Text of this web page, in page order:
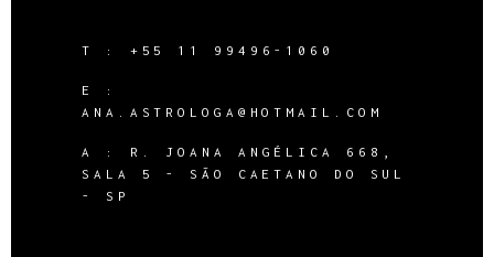
T : +55 11 99496-1060
E :
ANA.ASTROLOGA@HOTMAIL.COM
A :
R. JOANA ANGÉLICA 668,
SALA 5 - SÃO CAETANO DO SUL
- SP